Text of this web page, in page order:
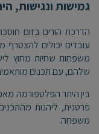
גמישות ונגישות,
הדרכת הורים בזום
עובדים יכולים להצטרף
משפחות שחיות מחוץ
שלהם, עם תכנים
בין היתר הפלטפורמה
פרטנית, ליהנות
משפחה.